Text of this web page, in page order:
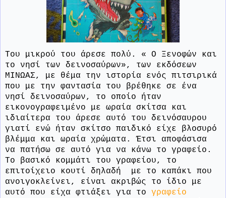
Του μικρού του άρεσε πολύ. « Ο Ξενοφών και
το νησί των δεινοσαύρων», των εκδόσεων
ΜΙΝΩΑΣ, με θέμα την ιστορία ενός πιτσιρικά
που με την φαντασία του βρέθηκε σε ένα
νησί δεινοσαύρων, το οποίο ήταν
εικονογραφειμένο με ωραία σκίτσα και
ιδιαίτερα του άρεσε αυτό του δεινόσαυρου
γιατί ενώ ήταν σκίτσο παιδικό είχε βλοσυρό
βλέμμα και ωραία χρώματα. Έτσι αποφάσισα
να πατήσω σε αυτό για να κάνω το γραφείο.
Το βασικό κομμάτι του γραφείου, το
επιτοίχειο κουτί δηλαδή
με το καπάκι που
ανοιγοκλείνει, είναι ακριβώς το ίδιο με
αυτό που είχα φτιάξει για το γραφείο